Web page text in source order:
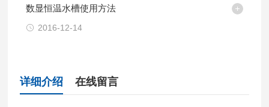
数显恒温水槽使用方法
2016-12-14
详细介绍 在线留言